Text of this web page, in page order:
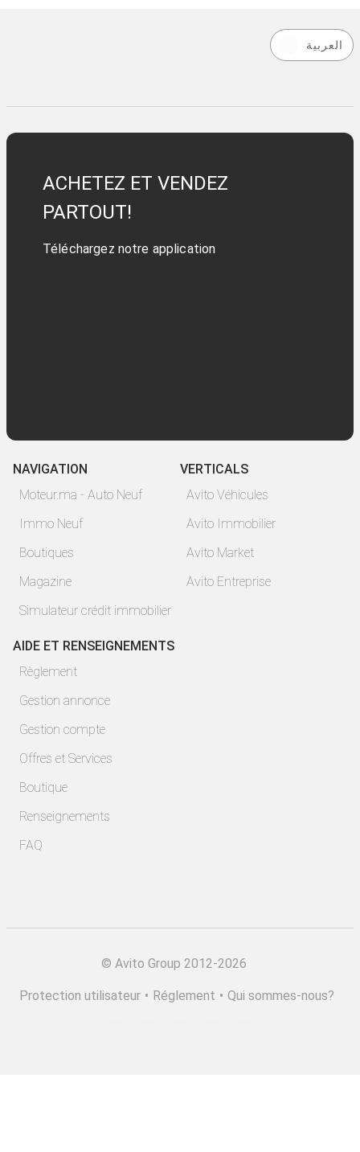
العربية
ACHETEZ ET VENDEZ
PARTOUT!
Téléchargez notre application
NAVIGATION
Moteur.ma - Auto Neuf
Immo Neuf
Boutiques
Magazine
Simulateur crédit immobilier
VERTICALS
Avito Véhicules
Avito Immobilier
Avito Market
Avito Entreprise
AIDE ET RENSEIGNEMENTS
Règlement
Gestion annonce
Gestion compte
Offres et Services
Boutique
Renseignements
FAQ
© Avito Group 2012-2026
Protection utilisateur • Réglement • Qui sommes-nous?